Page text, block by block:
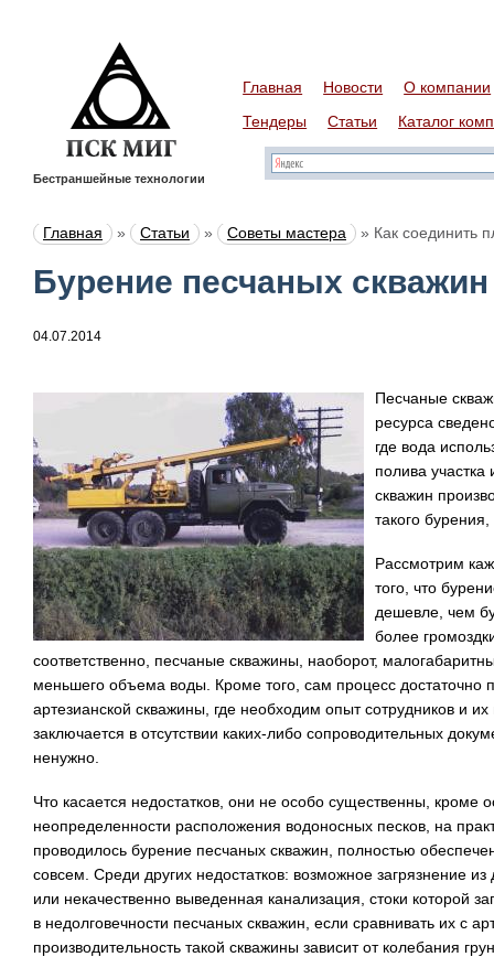
Бестраншейные технологии
Главная Новости
О компании
Тендеры
Статьи Каталог
Главная » Статьи » Советы мастера » Как соединить
Бурение песчаных скважин
04.07.2014
Песчаные
ресурса
где вода
полива
скважин
такого
Рассмотрим
того, что
дешевле, чем
более
соответственно, песчаные скважины, наоборот,
меньшего объема воды. Кроме того, сам процесс достаточно
артезианской скважины, где необходим опыт сотрудников и
заключается в отсутствии каких-либо сопроводительных
ненужно.
Что касается недостатков, они не особо существенны, кроме
неопределенности расположения водоносных песков, на
проводилось бурение песчаных скважин, полностью
совсем. Среди других недостатков: возможное загрязнение из
или некачественно выведенная канализация, стоки которой
в недолговечности песчаных скважин, если сравнивать их с
производительность такой скважины зависит от колебания